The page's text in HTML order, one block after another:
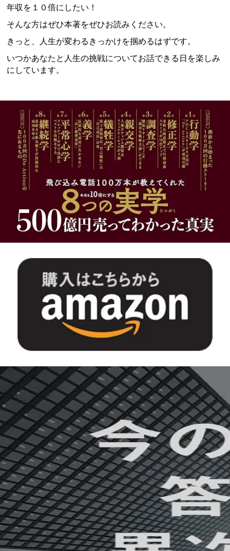
年収を１０倍にしたい！
そんな方はぜひ本著をぜひお読みください。
きっと、人生が変わるきっかけを掴めるはずです。
いつかあなたと人生の挑戦についてお話できる日を楽しみ
にしています。